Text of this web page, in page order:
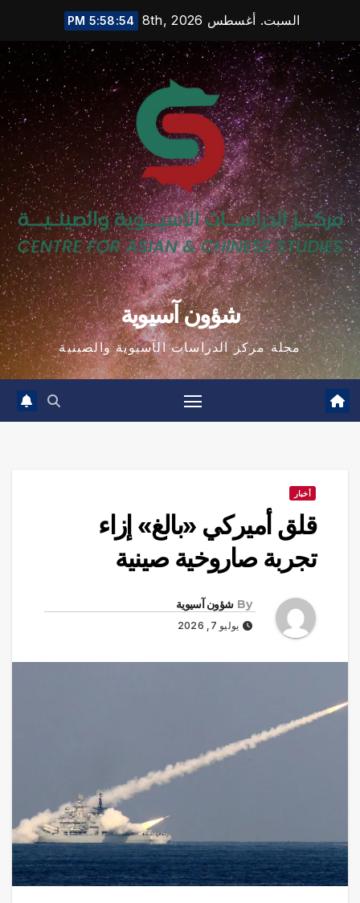
content
السبت. أغسطس 8th, 2026 5:58:54 PM
شؤون آسيوية
مجلة مركز الدراسات الآسيوية والصينية
أخبار
قلق أميركي «بالغ» إزاء
تجربة صاروخية صينية
By شؤون آسيوية
يوليو 7, 2026